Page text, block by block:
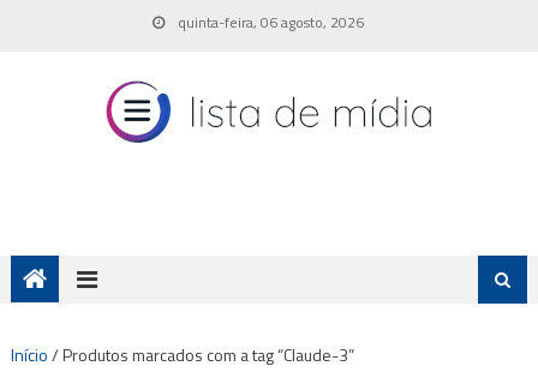
quinta-feira, 06 agosto, 2026
Início/ Produtos marcados com a tag “Claude-3”